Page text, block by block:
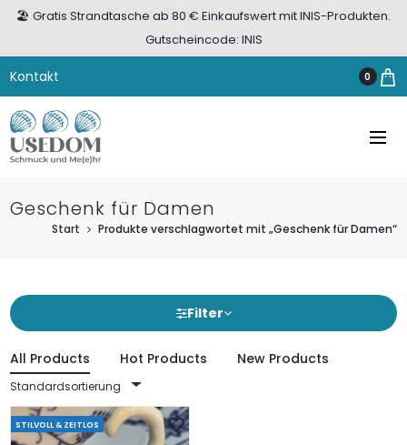
🏖️ Gratis Strandtasche ab 80 € Einkaufswert mit INIS-Produkten.
Gutscheincode: INIS
Kontakt 0
Geschenk für Damen
Start Produkte verschlagwortet mit „Geschenk für Damen“
Filter
All Products Hot Products New Products
Standardsortierung
STILVOLL & ZEITLOS